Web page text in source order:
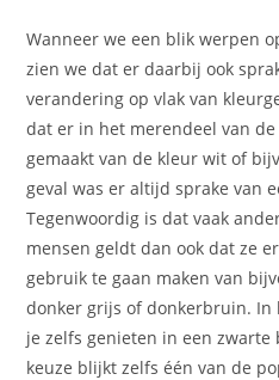
Wanneer we een blik werpen
zien we dat er daarbij ook
verandering op vlak van
dat er in het merendeel van
gemaakt van de kleur wit of
geval was er altijd sprake van
Tegenwoordig is dat vaak
mensen geldt dan ook dat ze
gebruik te gaan maken van
donker grijs of donkerbruin. In
je zelfs genieten in een zwarte
keuze blijkt zelfs één van de